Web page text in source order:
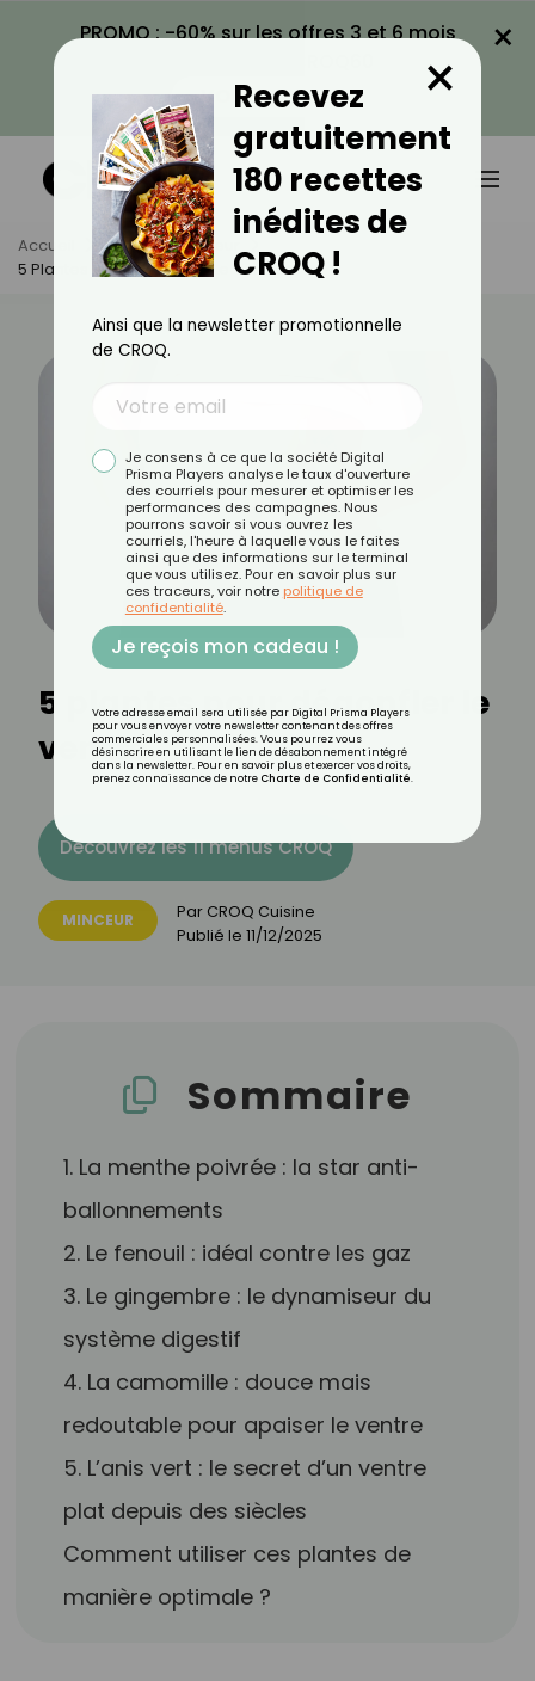
PROMO : -60% sur les offres 3 et 6 mois
VOIR LA PROMO
×
Accueil Actus
Minceur
5 Plantes Pour Dégonfler Le Ventre
5 plantes pour dégonfler le
ventre
Découvrez les 11 menus CROQ
MINCEUR Par CROQ Cuisine
Publié le 11/12/2025
Sommaire
1. La menthe poivrée : la star anti-
ballonnements
2. Le fenouil : idéal contre les gaz
3. Le gingembre : le dynamiseur du
système digestif
4. La camomille : douce mais
redoutable pour apaiser le ventre
5. L’anis vert : le secret d’un ventre
plat depuis des siècles
Comment utiliser ces plantes de
manière optimale ?
Recevez
gratuitement
180 recettes
inédites de
CROQ !
×
Ainsi que la newsletter promotionnelle
de CROQ.
Je consens à ce que la société Digital
Prisma Players analyse le taux d'ouverture
des courriels pour mesurer et optimiser les
performances des campagnes. Nous
pourrons savoir si vous ouvrez les
courriels, l'heure à laquelle vous le faites
ainsi que des informations sur le terminal
que vous utilisez. Pour en savoir plus sur
ces traceurs, voir notre politique de
confidentialité.
Je reçois mon cadeau !
Votre adresse email sera utilisée par Digital Prisma Players
pour vous envoyer votre newsletter contenant des offres
commerciales personnalisées. Vous pourrez vous
désinscrire en utilisant le lien de désabonnement intégré
dans la newsletter. Pour en savoir plus et exercer vos droits,
prenez connaissance de notre Charte de Confidentialité.